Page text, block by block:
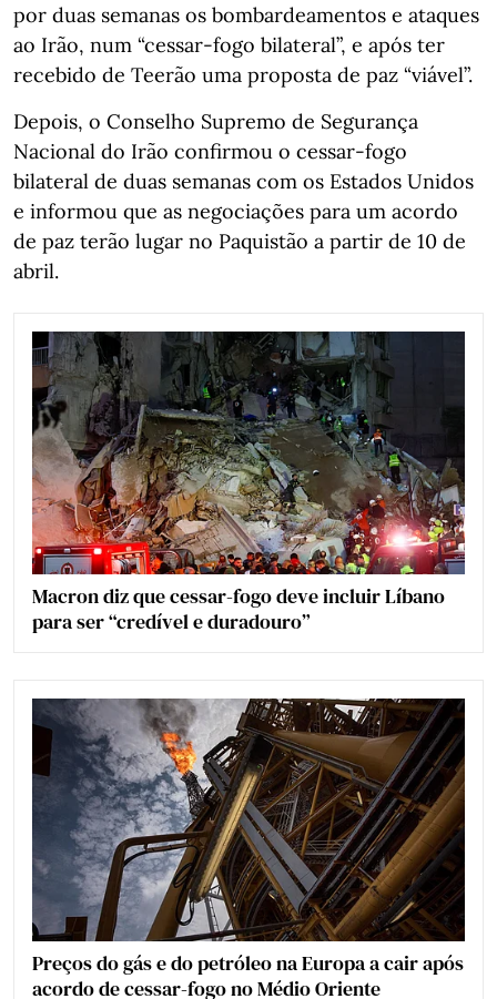
por duas semanas os bombardeamentos e ataques
ao Irão, num “cessar-fogo bilateral”, e após ter
recebido de Teerão uma proposta de paz “viável”.
Depois, o Conselho Supremo de Segurança
Nacional do Irão confirmou o cessar-fogo
bilateral de duas semanas com os Estados Unidos
e informou que as negociações para um acordo
de paz terão lugar no Paquistão a partir de 10 de
abril.
Macron diz que cessar-fogo deve incluir Líbano
para ser “credível e duradouro”
Preços do gás e do petróleo na Europa a cair após
acordo de cessar-fogo no Médio Oriente